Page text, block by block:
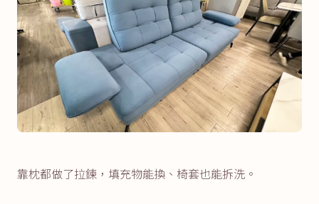
靠枕都做了拉鍊，填充物能換、椅套也能拆洗。